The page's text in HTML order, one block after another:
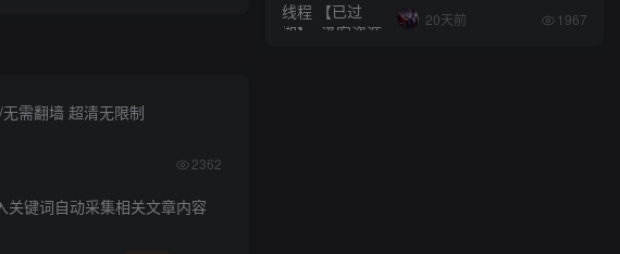
需翻墙 超清无限制
2362
关键词自动采集相关文章内容
20天前 1967